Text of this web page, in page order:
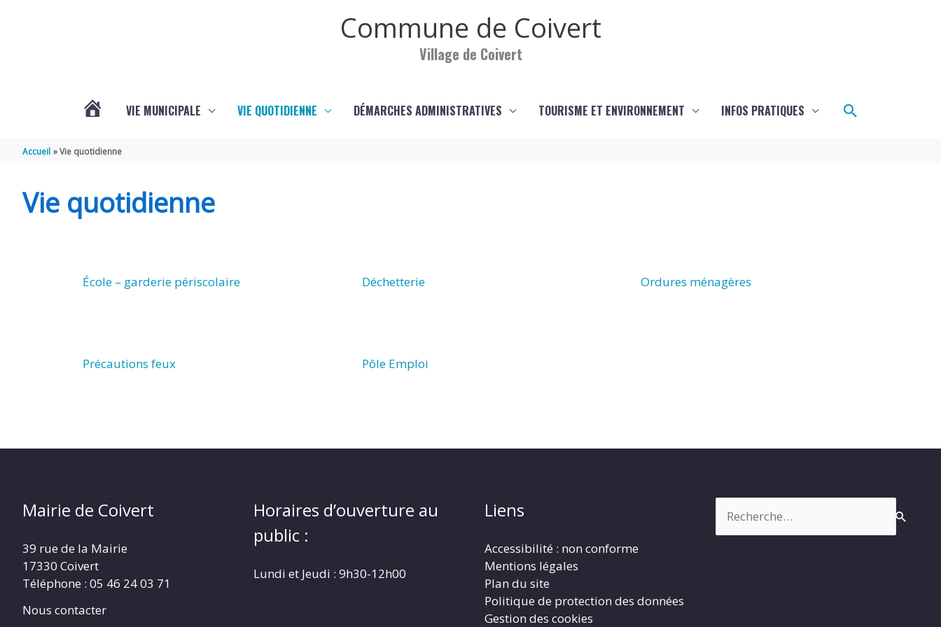
Commune de Coivert
Village de Coivert
COIVERT
VIE MUNICIPALE VIE QUOTIDIENNE DÉMARCHES ADMINISTRATIVES TOURISME ET ENVIRONNEMENT INFOS PRATIQUES Rechercher
Accueil Vie quotidienne
Vie quotidienne
École – garderie périscolaire Déchetterie Ordures ménagères
Précautions feux Pôle Emploi
Mairie de Coivert
39 rue de la Mairie
17330 Coivert
Téléphone : 05 46 24 03 71
Nous contacter
Horaires d’ouverture au
public :
Lundi et Jeudi : 9h30-12h00
Liens
Accessibilité : non conforme
Mentions légales
Plan du site
Politique de protection des données
Gestion des cookies